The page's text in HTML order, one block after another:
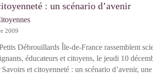
: un scénario d’avenir
2009
Débrouillards Île-de-France rassemblent
éducateurs et citoyens, le jeudi 10
et citoyenneté : un scénario d’avenir,